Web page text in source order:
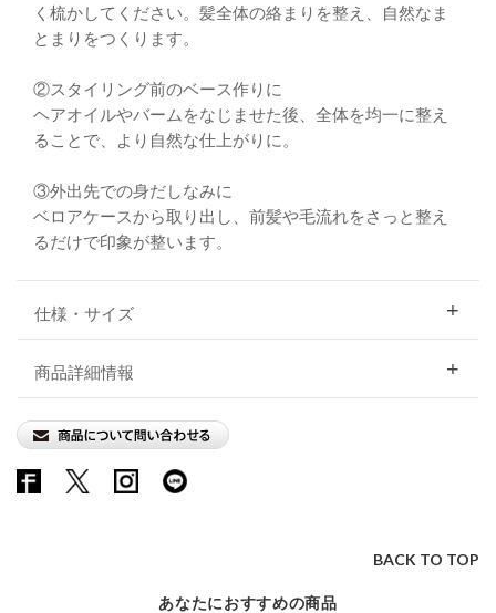
く梳かしてください。髪全体の絡まりを整え、自然なま
とまりをつくります。
②スタイリング前のベース作りに
ヘアオイルやバームをなじませた後、全体を均一に整え
ることで、より自然な仕上がりに。
③外出先での身だしなみに
ベロアケースから取り出し、前髪や毛流れをさっと整え
るだけで印象が整います。
仕様・サイズ
商品詳細情報
BACK TO TOP
あなたにおすすめの商品